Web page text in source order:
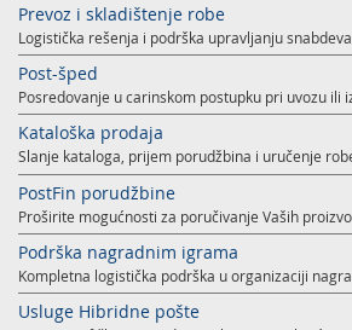
Prevoz i skladištenje robe
Logistička rešenja i podrška upravljanju
Post-šped
Posredovanje u carinskom postupku pri uvozu ili
Kataloška prodaja
Slanje kataloga, prijem porudžbina i uručenje
PostFin porudžbine
Proširite mogućnosti za poručivanje Vaših
Podrška nagradnim igrama
Kompletna logistička podrška u organizaciji
Usluge Hibridne pošte